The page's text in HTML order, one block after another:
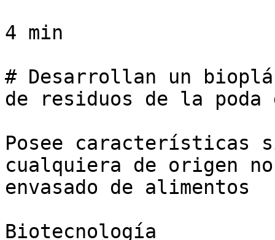
4 min
# Desarrollan un
de residuos de la
Posee características
cualquiera de origen
envasado de alimentos
Biotecnología